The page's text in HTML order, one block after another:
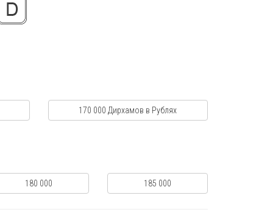
170 000 Дирхамов в Рублях
180 000 185 000